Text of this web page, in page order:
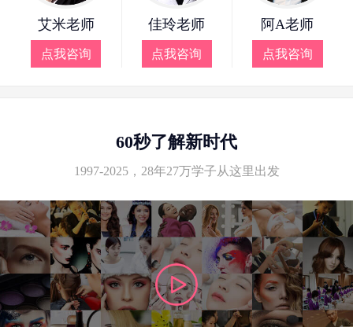
艾米老师
点我咨询
佳玲老师
点我咨询
阿A老师
点我咨询
60秒了解新时代
1997-2025，28年27万学子从这里出发